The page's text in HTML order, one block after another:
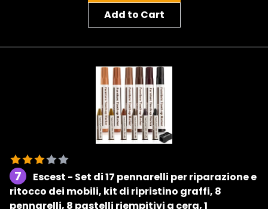
Add to Cart
7
Escest - Set di 17 pennarelli per riparazione e
ritocco dei mobili, kit di ripristino graffi, 8
pennarelli, 8 pastelli riempitivi a cera, 1